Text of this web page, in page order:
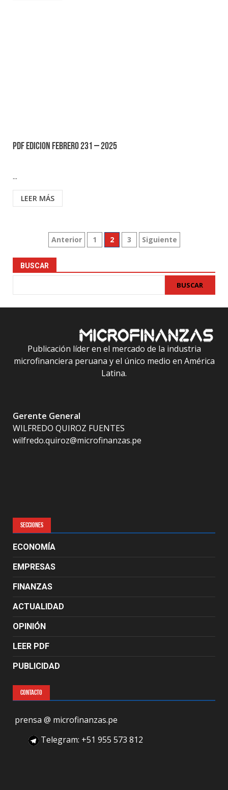
PDF EDICION FEBRERO 231 – 2025
...
LEER MÁS
Paginación
de
entradas
Anterior 1 2 3 Siguiente
BUSCAR
BUSCAR
Publicación líder en el mercado de la industria
microfinanciera peruana y el único medio en América
Latina.
Gerente General
WILFREDO QUIROZ FUENTES
wilfredo.quiroz@microfinanzas.pe
SECCIONES
ECONOMÍA
EMPRESAS
FINANZAS
ACTUALIDAD
OPINIÓN
LEER PDF
PUBLICIDAD
CONTACTO
prensa @ microfinanzas.pe
Telegram: +51 955 573 812